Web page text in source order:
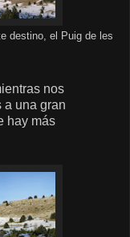
destino, el Puig de les
nos
a una gran
hay más